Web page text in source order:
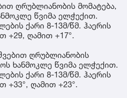
ღრუბლიანობის მომატება,
წვიმა ელჭექით.
ქარი 8-13მ/წმ. ჰაერის
+29, ღამით +17°.
ღრუბლიანობის
ხანმოკლე წვიმა ელჭექით.
ქარი 8-13მ/წმ. ჰაერის
+33°, ღამით +23°.